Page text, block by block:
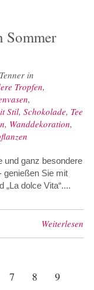
Sommer
in
Tropfen,
,
Stil, Schokolade, Tee
, Wanddekoration,
und ganz besondere
genießen Sie mit
„La dolce Vita“....
Weiterlesen
7 8
9